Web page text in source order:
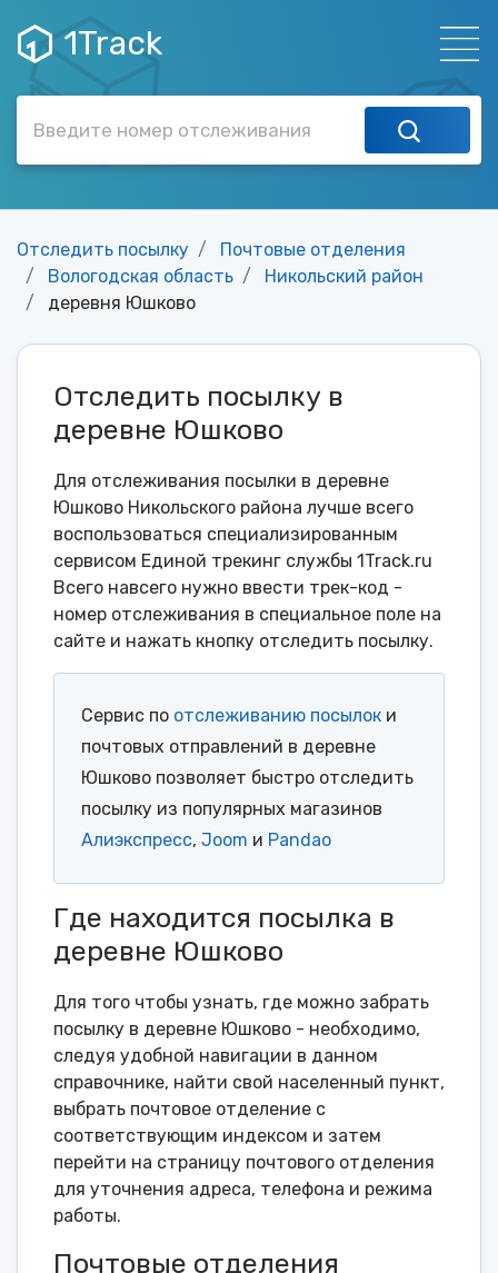
1Track
Отследить посылку
Почтовые отделения
Вологодская область
Никольский район
деревня Юшково
Отследить посылку в
деревне Юшково
Для отслеживания посылки в деревне
Юшково Никольского района лучше всего
воспользоваться специализированным
сервисом Единой трекинг службы 1Track.ru
Всего навсего нужно ввести трек-код -
номер отслеживания в специальное поле на
сайте и нажать кнопку отследить посылку.
Сервис по отслеживанию посылок и
почтовых отправлений в деревне
Юшково позволяет быстро отследить
посылку из популярных магазинов
Алиэкспресс, Joom и Pandao
Где находится посылка в
деревне Юшково
Для того чтобы узнать, где можно забрать
посылку в деревне Юшково - необходимо,
следуя удобной навигации в данном
справочнике, найти свой населенный пункт,
выбрать почтовое отделение с
соответствующим индексом и затем
перейти на страницу почтового отделения
для уточнения адреса, телефона и режима
работы.
Почтовые отделения